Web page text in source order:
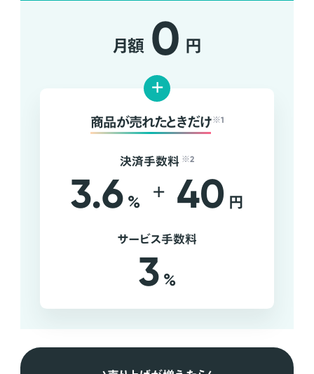
月額 0 円
+
商品が売れたときだけ ※1
決済手数料 ※2
3.6 % + 40 円
サービス手数料
3 %